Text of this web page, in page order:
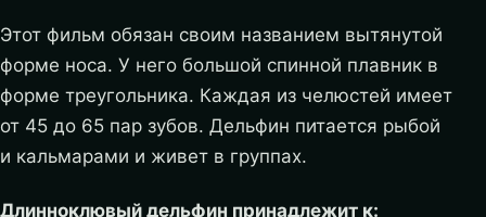
Этот фильм обязан своим названием вытянутой
форме носа. У него большой спинной плавник в
форме треугольника. Каждая из челюстей имеет
от 45 до 65 пар зубов. Дельфин питается рыбой
и кальмарами и живет в группах.
Длинноклювый дельфин принадлежит к: